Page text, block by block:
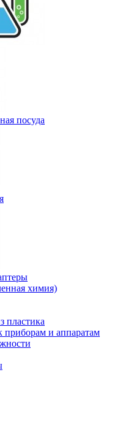
посуда
химия)
пластика
приборам и аппаратам